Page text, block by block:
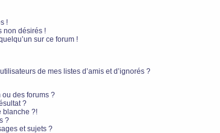
!
non désirés !
sur ce forum !
de mes listes d’amis et d’ignorés ?
des forums ?
?
blanche ?!
?
et sujets ?